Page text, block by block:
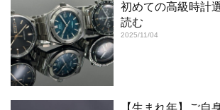
初めての高級時計
読む
2025/11/04